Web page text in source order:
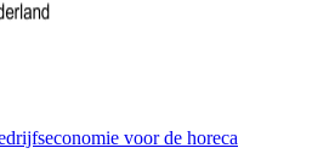
voor de horeca